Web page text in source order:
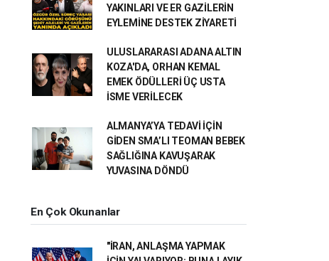
YAKINLARI VE ER GAZİLERİN
EYLEMİNE DESTEK ZİYARETİ
ULUSLARARASI ADANA ALTIN
KOZA'DA, ORHAN KEMAL
EMEK ÖDÜLLERİ ÜÇ USTA
İSME VERİLECEK
ALMANYA’YA TEDAVİ İÇİN
GİDEN SMA’LI TEOMAN BEBEK
SAĞLIĞINA KAVUŞARAK
YUVASINA DÖNDÜ
En Çok Okunanlar
"İRAN, ANLAŞMA YAPMAK